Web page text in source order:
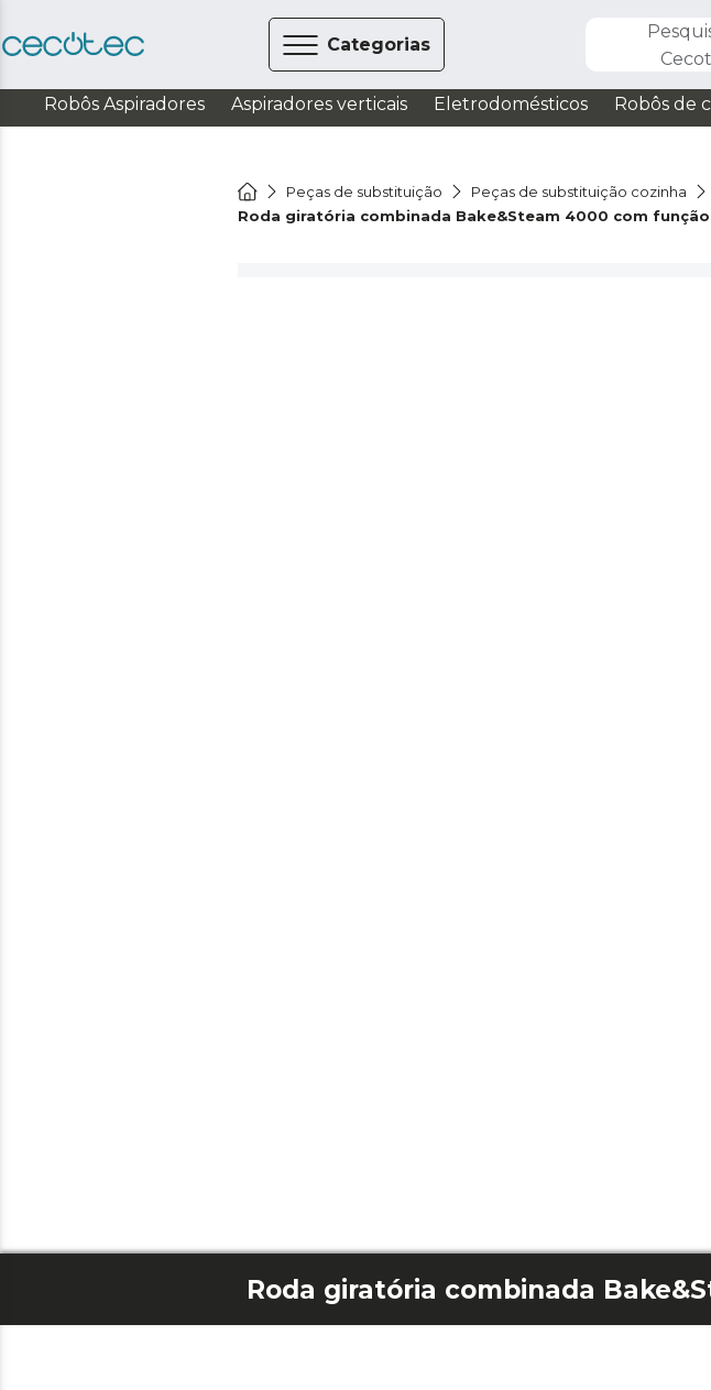
Categorias
Robôs Aspiradores Aspiradores verticais Eletrodomésticos Robôs de
Peças de substituição Peças de substituição cozinha
Roda giratória combinada Bake&Steam 4000 com